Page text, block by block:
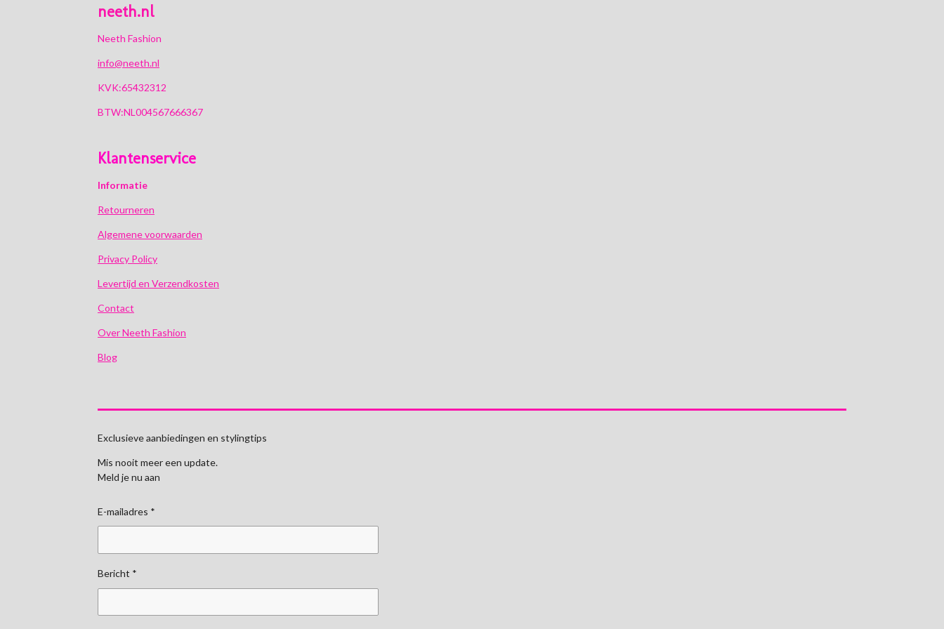
neeth.nl
Neeth Fashion
info@neeth.nl
KVK:65432312
BTW:NL004567666367
Klantenservice
Informatie
Retourneren
Algemene voorwaarden
Privacy Policy
Levertijd en Verzendkosten
Contact
Over Neeth Fashion
Blog
Exclusieve aanbiedingen en stylingtips
Mis nooit meer een update.
Meld je nu aan
E-mailadres *
Bericht *